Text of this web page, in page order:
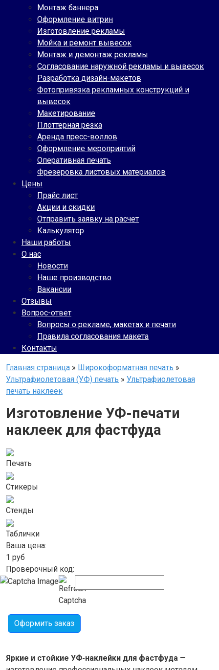
Монтаж баннера
Оформление витрин
Изготовление рекламы
Мойка и ремонт вывесок
Монтаж и демонтаж рекламы
Согласование наружной рекламы и вывесок
Разработка дизайн-макетов
Фотопривязка рекламных конструкций и
вывесок
Макетирование
Плоттерная резка
Аренда пресс-воллов
Оформление мероприятий
Оперативная печать
Фрезеровка листовых материалов
Цены
Прайс лист
Акции и скидки
Отправить заявку на расчет
Калькулятор
Наши работы
О нас
Новости
Наше производство
Вакансии
Отзывы
Вопрос-ответ
Вопросы о рекламе, макетах и печати
Правила согласования макета
Контакты
Главная страница » Широкоформатная печать »
Ультрафиолетовая (УФ) печать » Ультрафиолетовая
печать наклеек
Изготовление УФ-печати
наклеек для фастфуда
Печать
Стикеры
Стенды
Таблички
Ваша цена:
1 руб
Проверочный код:
Оформить заказ
Яркие и стойкие УФ-наклейки для фастфуда —